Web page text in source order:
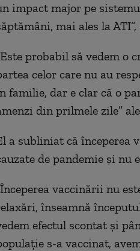
impact major pe
mai ales la
probabil să vedem o
celor care nu au
familie, dar e clar că o
din prilmele zile”
a subliniat că începerea
de pandemie și nu
vaccinării nu
înseamnă
efectul scontat și
s-a vaccinat,